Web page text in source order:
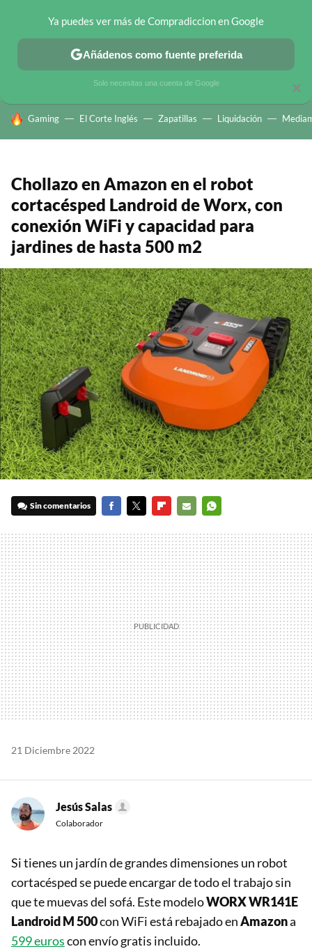
CHOLLOS TELEGRAM OFERTAS EN MÓVILES OFERTAS EN
HOY SE HABLA DE
Gaming El Corte Inglés Zapatillas Liquidación
Chollazo en Amazon en el robot
cortacésped Landroid de Worx, con
conexión WiFi y capacidad para
jardines de hasta 500 m2
Sin comentarios
MAIL
21 Diciembre 2022
Jesús Salas
Colaborador
Si tienes un jardín de grandes dimensiones un robot
cortacésped se puede encargar de todo el trabajo sin
que te muevas del sofá. Este modeloWORX WR141E
Landroid M 500con WiFi está rebajado enAmazona
599 euroscon envío gratis incluido.
×
Ya puedes ver más de Compradiccion en Google
Añádenos como fuente preferida
Solo necesitas una cuenta de Google